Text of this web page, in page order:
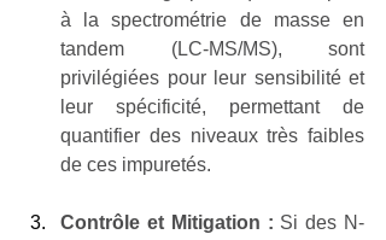
à la spectrométrie de masse en
tandem (LC-MS/MS), sont
privilégiées pour leur sensibilité et
leur spécificité, permettant de
quantifier des niveaux très faibles
de ces impuretés.
Contrôle et Mitigation : Si des N-